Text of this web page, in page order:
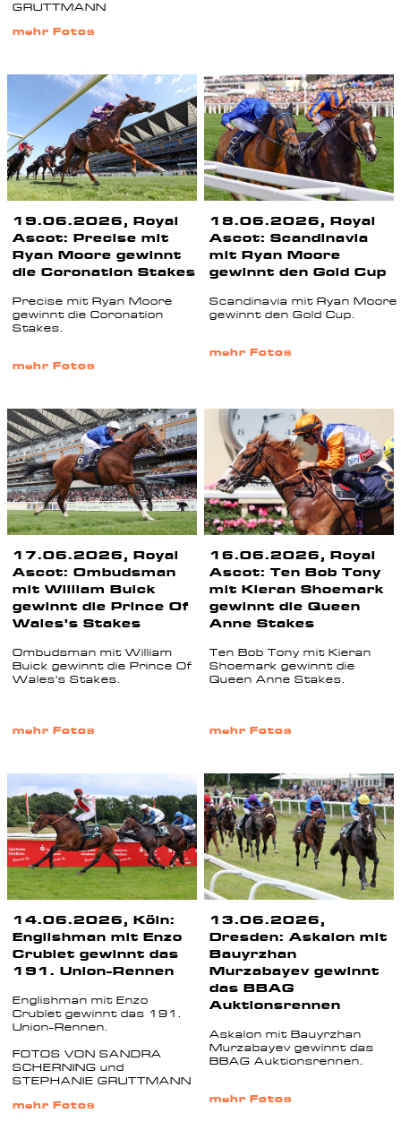
GRUTTMANN
mehr Fotos
19.06.2026, Royal
Ascot: Precise mit
Ryan Moore gewinnt
die Coronation Stakes
Precise mit Ryan Moore
gewinnt die Coronation
Stakes.
mehr Fotos
18.06.2026, Royal
Ascot: Scandinavia
mit Ryan Moore
gewinnt den Gold Cup
Scandinavia mit Ryan Moore
gewinnt den Gold Cup.
mehr Fotos
17.06.2026, Royal
Ascot: Ombudsman
mit William Buick
gewinnt die Prince Of
Wales's Stakes
Ombudsman mit William
Buick gewinnt die Prince Of
Wales's Stakes.
mehr Fotos
16.06.2026, Royal
Ascot: Ten Bob Tony
mit Kieran Shoemark
gewinnt die Queen
Anne Stakes
Ten Bob Tony mit Kieran
Shoemark gewinnt die
Queen Anne Stakes.
mehr Fotos
14.06.2026, Köln:
Englishman mit Enzo
Crublet gewinnt das
191. Union-Rennen
Englishman mit Enzo
Crublet gewinnt das 191.
Union-Rennen.
FOTOS VON SANDRA
SCHERNING und
STEPHANIE GRUTTMANN
mehr Fotos
13.06.2026,
Dresden: Askalon mit
Bauyrzhan
Murzabayev gewinnt
das BBAG
Auktionsrennen
Askalon mit Bauyrzhan
Murzabayev gewinnt das
BBAG Auktionsrennen.
mehr Fotos